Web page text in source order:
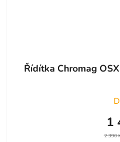
Řídítka Chromag
1
2 390